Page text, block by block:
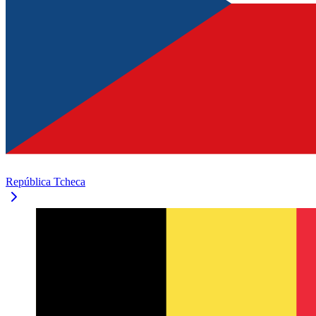
República Tcheca